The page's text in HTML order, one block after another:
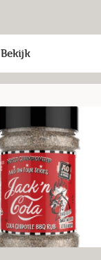
Bekijk